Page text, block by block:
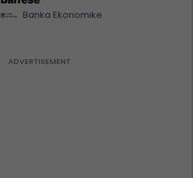
Banka Ekonomike